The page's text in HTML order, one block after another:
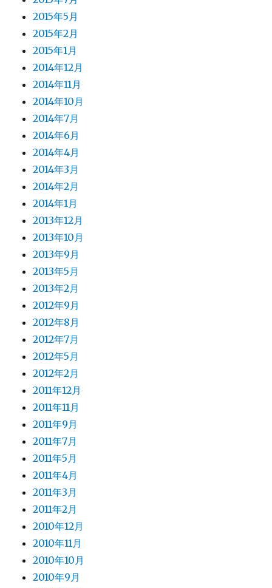
2015年5月
2015年2月
2015年1月
2014年12月
2014年11月
2014年10月
2014年7月
2014年6月
2014年4月
2014年3月
2014年2月
2014年1月
2013年12月
2013年10月
2013年9月
2013年5月
2013年2月
2012年9月
2012年8月
2012年7月
2012年5月
2012年2月
2011年12月
2011年11月
2011年9月
2011年7月
2011年5月
2011年4月
2011年3月
2011年2月
2010年12月
2010年11月
2010年10月
2010年9月